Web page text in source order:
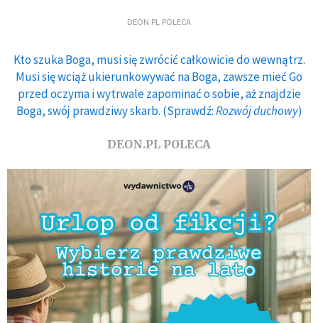
DEON.PL POLECA
Kto szuka Boga, musi się zwrócić całkowicie do wewnątrz.
Musi się wciąż ukierunkowywać na Boga, zawsze mieć Go
przed oczyma i wytrwale zapominać o sobie, aż znajdzie
Boga, swój prawdziwy skarb. (Sprawdź:Rozwój duchowy)
DEON.PL POLECA